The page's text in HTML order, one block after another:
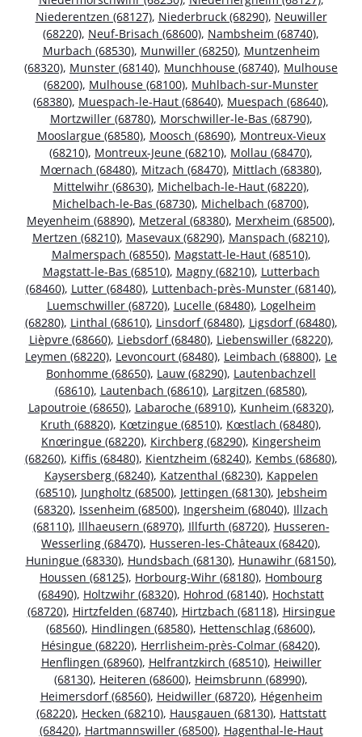
Niederentzen (68127), Niederbruck (68290), Neuwiller
(68220), Neuf-Brisach (68600), Nambsheim (68740),
Murbach (68530), Munwiller (68250), Muntzenheim
(68320), Munster (68140), Munchhouse (68740), Mulhouse
(68200), Mulhouse (68100), Muhlbach-sur-Munster
(68380), Muespach-le-Haut (68640), Muespach (68640),
Mortzwiller (68780), Morschwiller-le-Bas (68790),
Mooslargue (68580), Moosch (68690), Montreux-Vieux
(68210), Montreux-Jeune (68210), Mollau (68470),
Mœrnach (68480), Mitzach (68470), Mittlach (68380),
Mittelwihr (68630), Michelbach-le-Haut (68220),
Michelbach-le-Bas (68730), Michelbach (68700),
Meyenheim (68890), Metzeral (68380), Merxheim (68500),
Mertzen (68210), Masevaux (68290), Manspach (68210),
Malmerspach (68550), Magstatt-le-Haut (68510),
Magstatt-le-Bas (68510), Magny (68210), Lutterbach
(68460), Lutter (68480), Luttenbach-près-Munster (68140),
Luemschwiller (68720), Lucelle (68480), Logelheim
(68280), Linthal (68610), Linsdorf (68480), Ligsdorf (68480),
Lièpvre (68660), Liebsdorf (68480), Liebenswiller (68220),
Leymen (68220), Levoncourt (68480), Leimbach (68800), Le
Bonhomme (68650), Lauw (68290), Lautenbachzell
(68610), Lautenbach (68610), Largitzen (68580),
Lapoutroie (68650), Labaroche (68910), Kunheim (68320),
Kruth (68820), Kœtzingue (68510), Kœstlach (68480),
Knœringue (68220), Kirchberg (68290), Kingersheim
(68260), Kiffis (68480), Kientzheim (68240), Kembs (68680),
Kaysersberg (68240), Katzenthal (68230), Kappelen
(68510), Jungholtz (68500), Jettingen (68130), Jebsheim
(68320), Issenheim (68500), Ingersheim (68040), Illzach
(68110), Illhaeusern (68970), Illfurth (68720), Husseren-
Wesserling (68470), Husseren-les-Châteaux (68420),
Huningue (68330), Hundsbach (68130), Hunawihr (68150),
Houssen (68125), Horbourg-Wihr (68180), Hombourg
(68490), Holtzwihr (68320), Hohrod (68140), Hochstatt
(68720), Hirtzfelden (68740), Hirtzbach (68118), Hirsingue
(68560), Hindlingen (68580), Hettenschlag (68600),
Hésingue (68220), Herrlisheim-près-Colmar (68420),
Henflingen (68960), Helfrantzkirch (68510), Heiwiller
(68130), Heiteren (68600), Heimsbrunn (68990),
Heimersdorf (68560), Heidwiller (68720), Hégenheim
(68220), Hecken (68210), Hausgauen (68130), Hattstatt
(68420), Hartmannswiller (68500), Hagenthal-le-Haut